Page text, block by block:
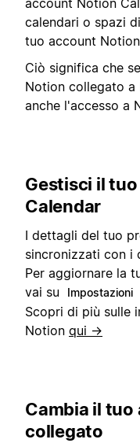
calendari o spazi
tuo account
Ciò significa che
Notion collegato a
anche l'accesso a
Gestisci il
Calendar
I dettagli del tuo
sincronizzati con i
Per aggiornare la
vai su
Impostazioni
Scopri di più sulle
Notion qui →
Cambia il
collegato